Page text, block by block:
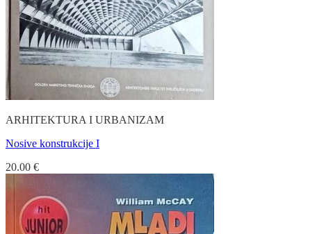
ARHITEKTURA I URBANIZAM
Nosive konstrukcije I
20.00 €